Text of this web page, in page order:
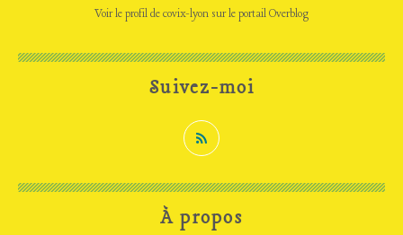
Voir le profil decovix-lyon sur le portail Overblog
Suivez-moi
À propos